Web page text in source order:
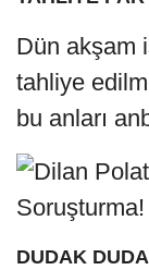
Dün akşam
tahliye
bu anları
DUDAK